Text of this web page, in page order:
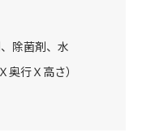
除菌剤、水
行Ｘ高さ）